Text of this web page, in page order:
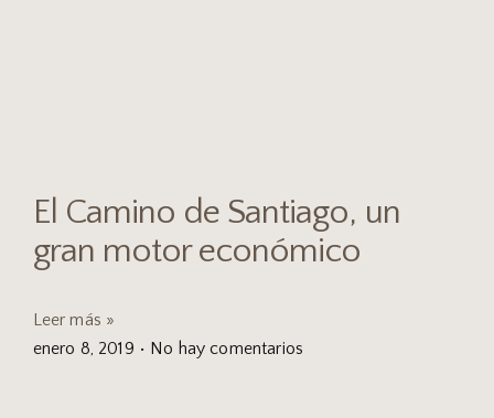
El Camino de Santiago, un
gran motor económico
Leer más »
enero 8, 2019
No hay comentarios